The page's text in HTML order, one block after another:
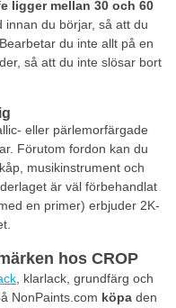
ligger mellan 30 och 60
innan du börjar, så att du
du inte allt på en
så att du inte slösar bort
eller pärlemorfärgade
Förutom fordon kan du
musikinstrument och
är väl förbehandlat
en primer) erbjuder 2K-
hos CROP
, klarlack, grundfärg och
NonPaints.com köpa den